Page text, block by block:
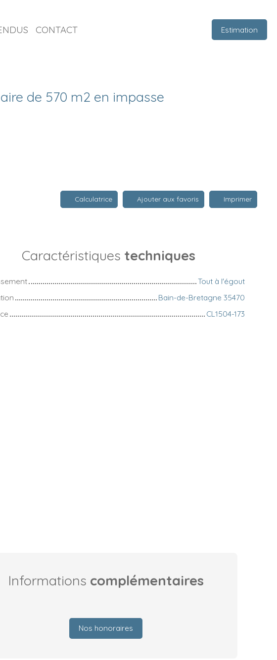
CONTACT Estimation
de 570 m2 en impasse
Calculatrice Ajouter aux favoris Imprimer
Caractéristiques techniques
Tout à l'égout
Bain-de-Bretagne 35470
CL1504-173
Informations complémentaires
Nos honoraires